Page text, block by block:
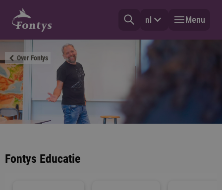
nl Menu
Over Fontys
Fontys Educatie